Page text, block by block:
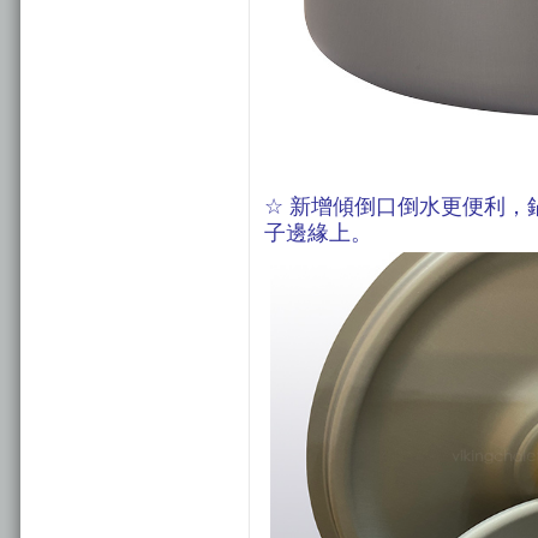
☆ 新增傾倒口倒水更便利，
子邊緣上。